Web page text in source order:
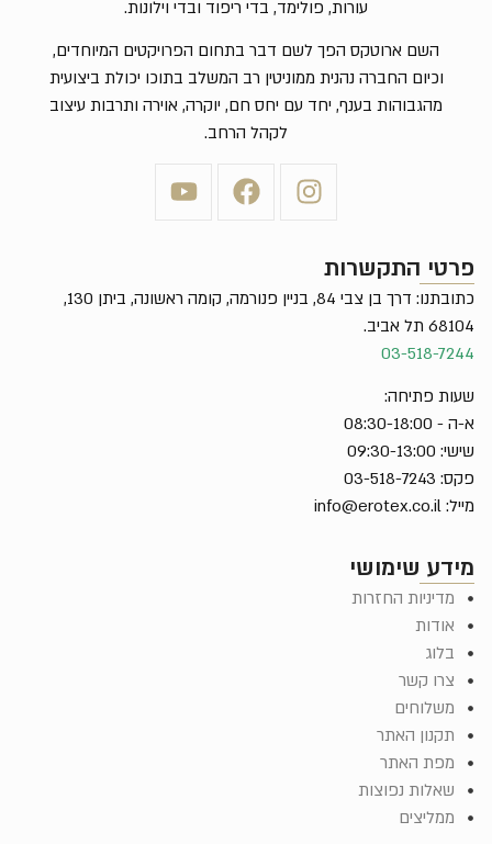
מידע שימושי
מדיניות החזרות
אודות
בלוג
צרו קשר
משלוחים
תקנון האתר
מפת האתר
שאלות נפוצות
ממליצים
פרטי התקשרות
כתובתנו: דרך בן צבי 84, בניין פנורמה, קומה ראשונה, ביתן 130,
68104 תל אביב.
03-518-7244
שעות פתיחה:
א-ה - 08:30-18:00
שישי: 09:30-13:00
פקס: 03-518-7243
מייל: info@erotex.co.il
עורות, פולימד, בדי ריפוד ובדי וילונות.
השם ארוטקס הפך לשם דבר בתחום הפרויקטים המיוחדים,
וכיום החברה נהנית ממוניטין רב המשלב בתוכו יכולת ביצועית
מהגבוהות בענף, יחד עם יחס חם, יוקרה, אוירה ותרבות עיצוב
לקהל הרחב.